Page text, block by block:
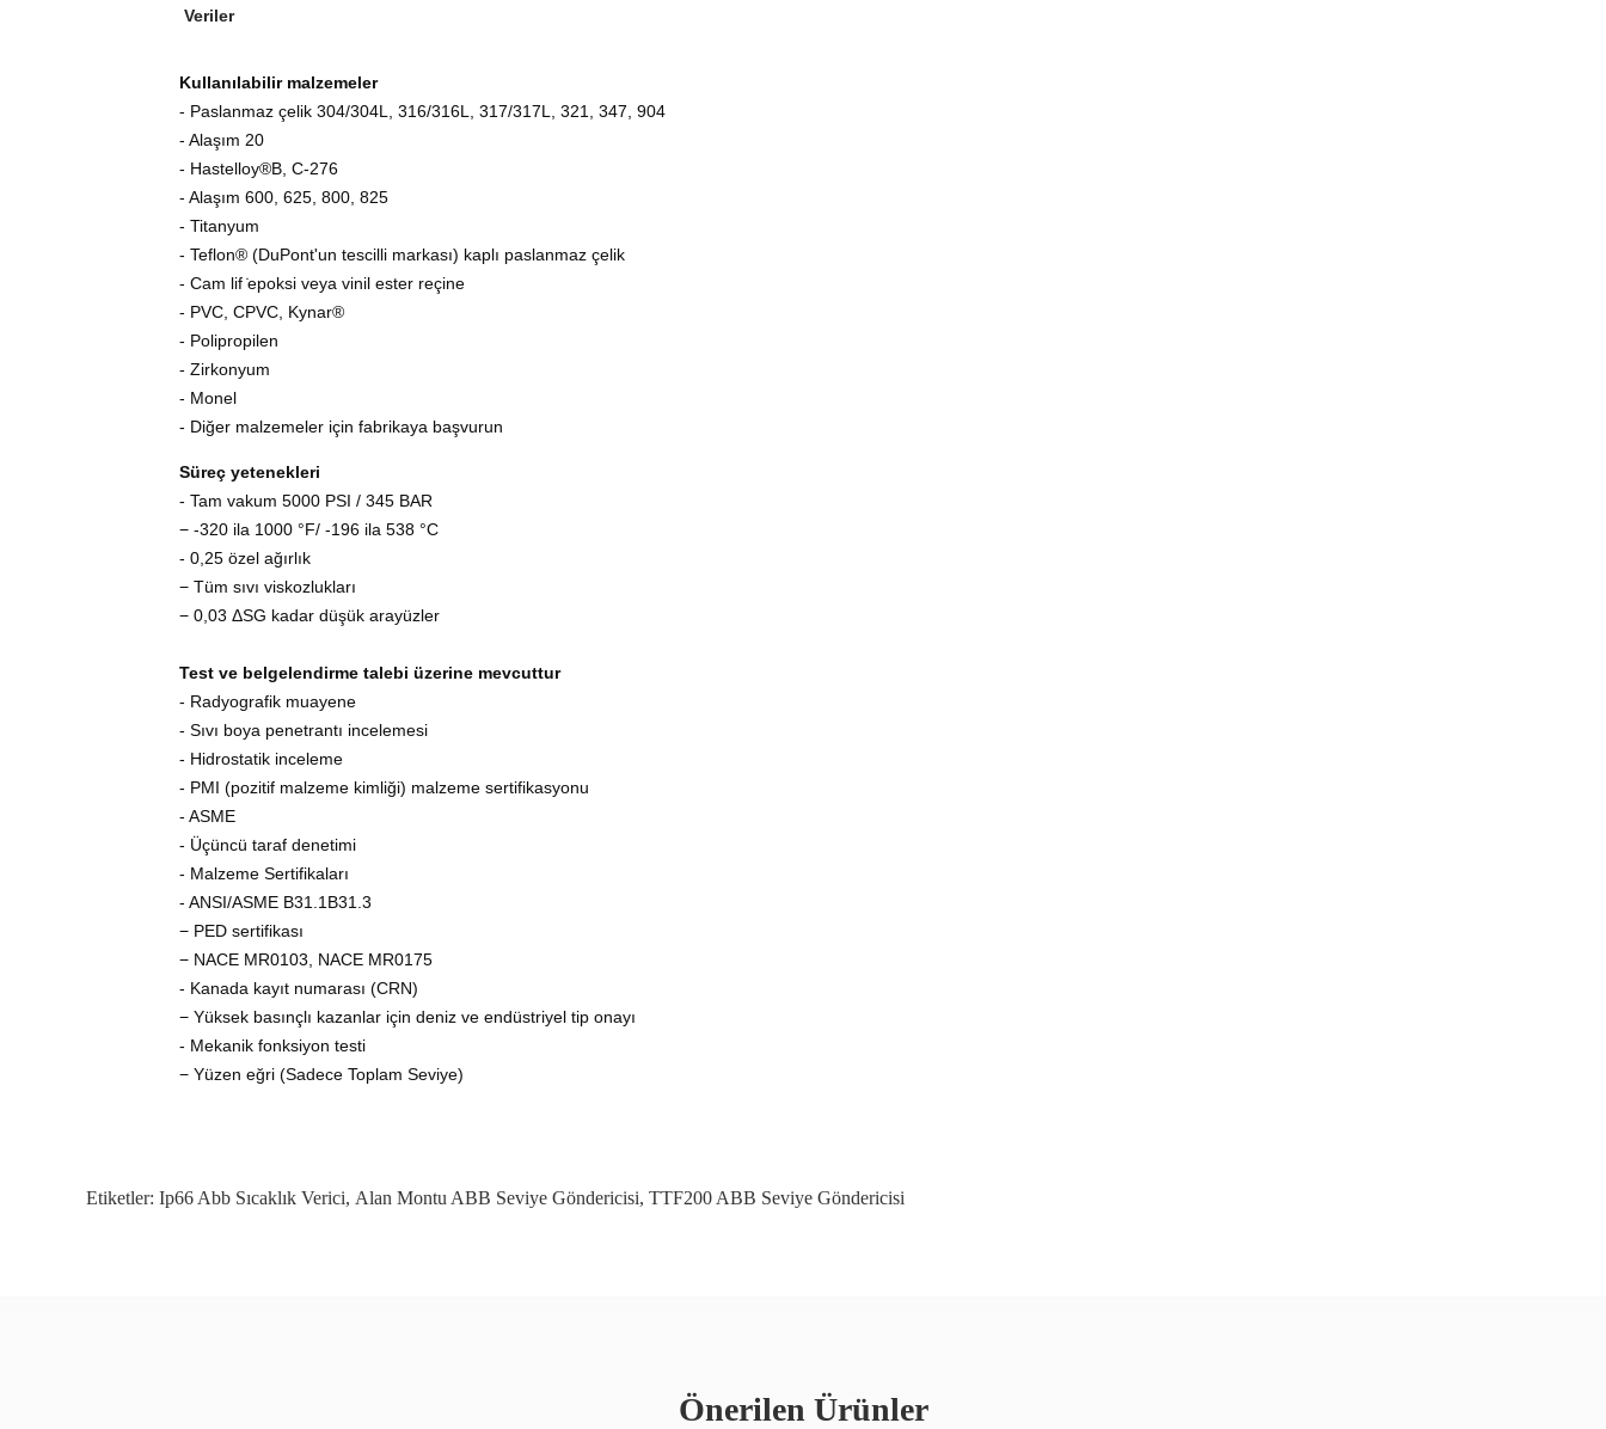
Veriler
Kullanılabilir malzemeler
- Paslanmaz çelik 304/304L, 316/316L, 317/317L, 321, 347, 904
- Alaşım 20
- Hastelloy®B, C-276
- Alaşım 600, 625, 800, 825
- Titanyum
- Teflon® (DuPont'un tescilli markası) kaplı paslanmaz çelik
- Cam lif ̇epoksi veya vinil ester reçine
- PVC, CPVC, Kynar®
- Polipropilen
- Zirkonyum
- Monel
- Diğer malzemeler için fabrikaya başvurun
Süreç yetenekleri
- Tam vakum 5000 PSI / 345 BAR
− -320 ila 1000 °F/ -196 ila 538 °C
- 0,25 özel ağırlık
− Tüm sıvı viskozlukları
− 0,03 ΔSG kadar düşük arayüzler
Test ve belgelendirme talebi üzerine mevcuttur
- Radyografik muayene
- Sıvı boya penetrantı incelemesi
- Hidrostatik inceleme
- PMI (pozitif malzeme kimliği) malzeme sertifikasyonu
- ASME
- Üçüncü taraf denetimi
- Malzeme Sertifikaları
- ANSI/ASME B31.1B31.3
− PED sertifikası
− NACE MR0103, NACE MR0175
- Kanada kayıt numarası (CRN)
− Yüksek basınçlı kazanlar için deniz ve endüstriyel tip onayı
- Mekanik fonksiyon testi
− Yüzen eğri (Sadece Toplam Seviye)
Etiketler: Ip66 Abb Sıcaklık Verici, Alan Montu ABB Seviye Göndericisi, TTF200 ABB Seviye Göndericisi
Önerilen Ürünler